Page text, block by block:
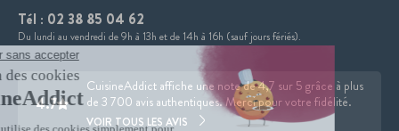
Tél : 02 38 85 04 62
Du lundi au vendredi de 9h à 13h et de 14h à 16h (sauf jours fériés).
4.7
CuisineAddict affiche une note de 4,7 sur 5 grâce à plus
de 3 700 avis authentiques. Merci pour votre fidélité.
VOIR TOUS LES AVIS